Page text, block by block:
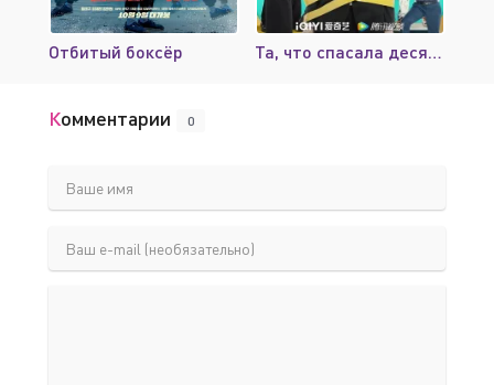
Отбитый боксёр Та, что спасала десять тысяч раз
Комментарии 0